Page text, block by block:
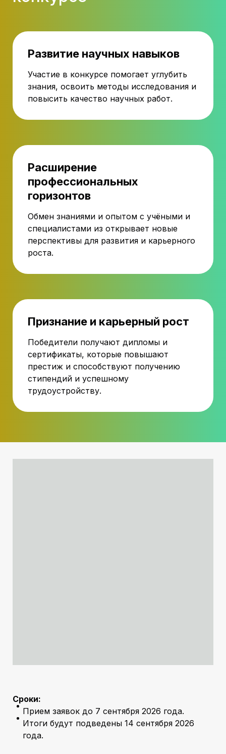
Развитие научных навыков
Участие в конкурсе помогает углубить
знания, освоить методы исследования и
повысить качество научных работ.
Расширение
профессиональных
горизонтов
Обмен знаниями и опытом с учёными и
специалистами из открывает новые
перспективы для развития и карьерного
роста.
Признание и карьерный рост
Победители получают дипломы и
сертификаты, которые повышают
престиж и способствуют получению
стипендий и успешному
трудоустройству.
Сроки:
Прием заявок до 7 сентября 2026 года.
Итоги будут подведены 14 сентября 2026
года.